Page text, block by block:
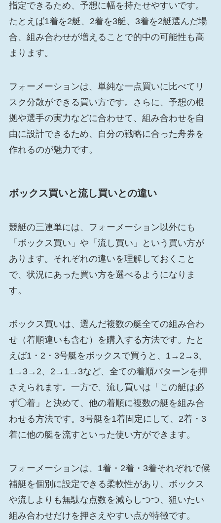
指定できるため、予想に幅を持たせやすいです。
たとえば1着を2艇、2着を3艇、3着を2艇選んだ場
合、組み合わせが増えることで的中の可能性も高
まります。
フォーメーションは、単純な一点買いに比べてリ
スク分散ができる買い方です。さらに、予想の根
拠や選手の実力などに合わせて、組み合わせを自
由に設計できるため、自分の戦略に合った舟券を
作れるのが魅力です。
ボックス買いと流し買いとの違い
競艇の三連単には、フォーメーション以外にも
「ボックス買い」や「流し買い」という買い方が
あります。それぞれの違いを理解しておくこと
で、状況にあった買い方を選べるようになりま
す。
ボックス買いは、選んだ複数の艇全ての組み合わ
せ（着順違いも含む）を購入する方法です。たと
えば1・2・3号艇をボックスで買うと、1→2→3、
1→3→2、2→1→3など、全ての着順パターンを押
さえられます。一方で、流し買いは「この艇は必
ず◯着」と決めて、他の着順に複数の艇を組み合
わせる方法です。3号艇を1着固定にして、2着・3
着に他の艇を流すといった使い方ができます。
フォーメーションは、1着・2着・3着それぞれで候
補艇を個別に設定できる柔軟性があり、ボックス
や流しよりも無駄な点数を減らしつつ、狙いたい
組み合わせだけを押さえやすい点が特徴です。